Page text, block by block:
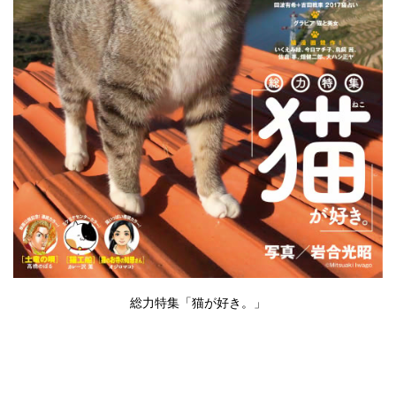
総力特集「猫が好き。」